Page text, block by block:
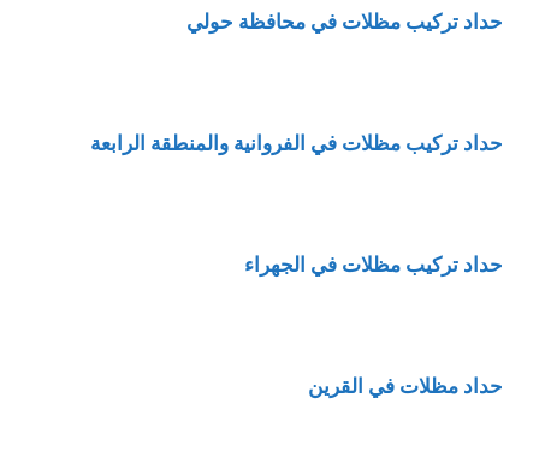
حداد تركيب مظلات في محافظة حولي
حداد تركيب مظلات في الفروانية والمنطقة الرابعة
حداد تركيب مظلات في الجهراء
حداد مظلات في القرين